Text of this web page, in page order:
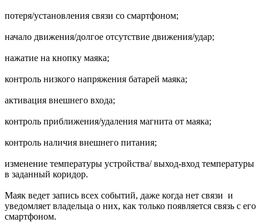
потеря/установления связи со смартфоном;
начало движения/долгое отсутствие движения/удар;
нажатие на кнопку маяка;
контроль низкого напряжения батарей маяка;
активация внешнего входа;
контроль приближения/удаления магнита от маяка;
контроль наличия внешнего питания;
изменение температуры устройства/ выход-вход температуры
в заданный коридор.
Маяк ведет запись всех событий, даже когда нет связи и
уведомляет владельца о них, как только появляется связь с его
смартфоном.